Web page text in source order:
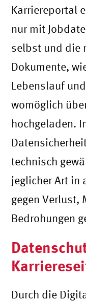
Karriereportal
nur mit
selbst und die
Dokumente,
Lebenslauf
womöglich
hochgeladen.
technisch
jeglicher Art in
gegen Verlust,
Bedrohungen
Durch die